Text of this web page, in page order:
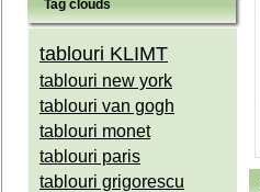
Tag clouds
tablouri KLIMT
tablouri new york
tablouri van gogh
tablouri monet
tablouri paris
tablouri grigorescu